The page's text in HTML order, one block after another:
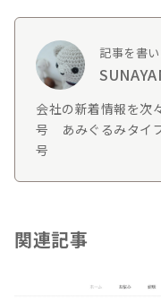
記事を書
会社の新着情報を次
号 あみぐるみタイ
号
関連記事